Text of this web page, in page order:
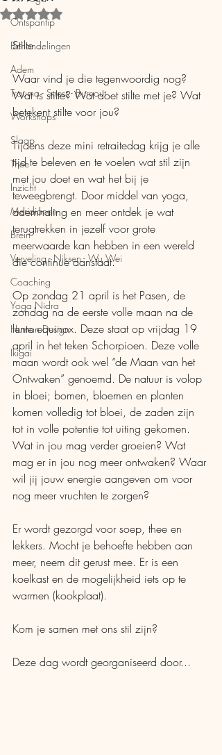
Ontspantip
Behandelingen
Adem
Trauma - Stress - Burnout
Workshops
Slaap
Thee
Inzicht
Meridianen
Brein
Verveling - Niksen - Wu Wei
Coaching
Yoga Nidra
Human Design
Ikigai
Beoordeeld met NaN uit 5 sterren.
Stilte…
Waar vind je die tegenwoordig nog?
Wat is stilte? Wat doet stilte met je? Wat
betekent stilte voor jou?
Tijdens deze mini retraitedag krijg je alle
tijd te beleven en te voelen wat stil zijn
met jou doet en wat het bij je
teweegbrengt. Door middel van yoga,
ademhaling en meer ontdek je wat
terugtrekken in jezelf voor grote
meerwaarde kan hebben in een wereld
die continue aanstaat.
Op zondag 21 april is het Pasen, de
zondag na de eerste volle maan na de
lente equinox. Deze staat op vrijdag 19
april in het teken Schorpioen. Deze volle
maan wordt ook wel “de Maan van het
Ontwaken” genoemd. De natuur is volop
in bloei; bomen, bloemen en planten
komen volledig tot bloei, de zaden zijn
tot in volle potentie tot uiting gekomen.
Wat in jou mag verder groeien? Wat
mag er in jou nog meer ontwaken? Waar
wil jij jouw energie aangeven om voor
nog meer vruchten te zorgen?
Er wordt gezorgd voor soep, thee en
lekkers. Mocht je behoefte hebben aan
meer, neem dit gerust mee. Er is een
koelkast en de mogelijkheid iets op te
warmen (kookplaat).
Kom je samen met ons stil zijn?
Deze dag wordt georganiseerd door...